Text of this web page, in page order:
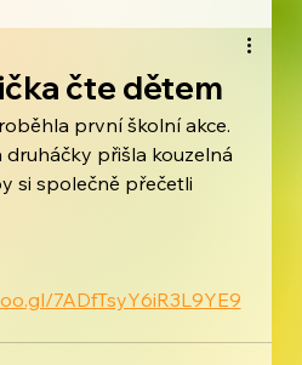
čte dětem
první školní akce.
přišla kouzelná
si společně přečetli
7ADfTsyY6iR3L9YE9